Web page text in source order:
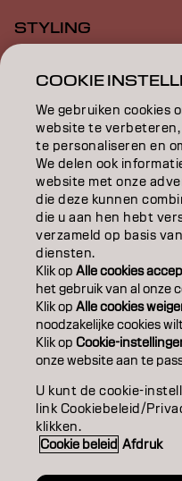
STYLING
EDUCATION
OVER
SALONVINDER
WORD PARTNER
CONTACT
ColofonPrivacyverklaring
Gebruiksvoorwaarden
NL | Dutch
COOKIE
We gebruiken cookies
website te
te personaliseren en
We delen ook
website met onze
die deze kunnen
die u aan hen hebt
verzameld op basis
diensten.
Klik opAlle cookies
het gebruik van al onze
Klik opAlle cookies
noodzakelijke cookies
Klik opCookie-
onze website aan te
U kunt de cookie-
link Cookiebeleid/
klikken.
Cookie beleid Afdruk